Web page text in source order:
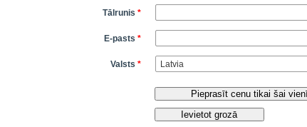
Tālrunis *
E-pasts *
Valsts *